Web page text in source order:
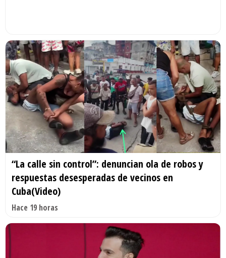
“La calle sin control”: denuncian ola de robos y
respuestas desesperadas de vecinos en
Cuba(Video)
Hace 19 horas